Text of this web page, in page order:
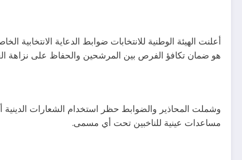
هو ضمان تكافؤ الفرص بين المرشحين والحفاظ على نزاهة
وشملت المحاذير والضوابط حظر استخدام الشعارات الدينية أو
مساعدات عينية للناخبين تحت أي مسمى.